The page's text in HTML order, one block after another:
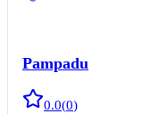
Pampadu
0.0(0)